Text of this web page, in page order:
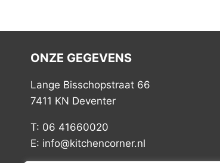
ONZE GEGEVENS
Lange Bisschopstraat 66
7411 KN Deventer
T: 06 41660020
E: info@kitchencorner.nl